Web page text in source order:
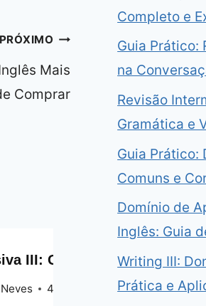
PRÓXIMO
Mais
Comprar
III: Guia Técnico de
4 de agosto de 2026
Completo e
Guia Prático:
na
Revisão
Gramática e
Guia Prático:
Comuns e
Domínio de
Inglês: Guia
Writing III:
Prática e